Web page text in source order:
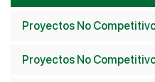
Proyectos No
Proyectos No